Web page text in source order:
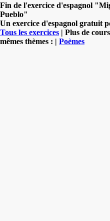
Fin de l'exercice d'espagnol
Pueblo"
Un exercice d'espagnol gratuit
Tous les exercices | Plus de
mêmes thèmes : | Poèmes